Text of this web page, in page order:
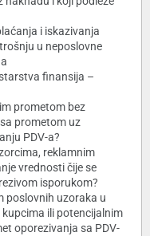
i iskazivanja
u neposlovne
finansija –
prometom bez
prometom uz
PDV-a?
reklamnim
vrednosti čije se
isporukom?
poslovnih uzoraka u
ili potencijalnim
oporezivanja sa PDV-